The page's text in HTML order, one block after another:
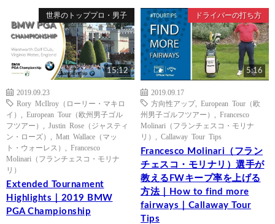
世界のトッププロ・男子
15:12
2019.09.23
Rory McIlroy（ローリー・マキロ
イ）
European Tour（欧州男子ゴル
フツアー）
Justin Rose（ジャスティ
ン・ローズ）
Matt Wallace（マッ
ト・ウォーレス）
Francesco
Molinari（フランチェスコ・モリナ
リ）
Extended Tournament
Highlights｜2019 BMW
PGA Championship
ドライバーの打ち方
5:16
2019.09.17
方向性アップ, European Tour（欧
州男子ゴルフツアー）
Francesco
Molinari（フランチェスコ・モリナ
リ）
Callaway Tour Tips
Francesco Molinari（フラン
チェスコ・モリナリ）選手が
教えるFWキープ率を上げる
方法｜How to find more
fairways｜Callaway Tour
Tips